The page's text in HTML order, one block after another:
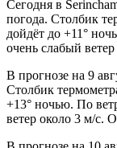
Сегодня в
погода. Столбик
дойдёт до +11°
очень слабый
В прогнозе на 9
Столбик
+13° ночью. По
ветер около 3 м/с.